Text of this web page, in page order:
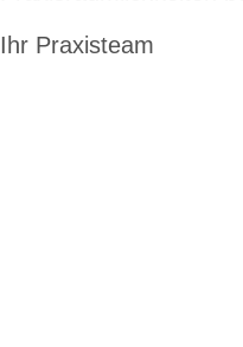
Ihr Praxisteam